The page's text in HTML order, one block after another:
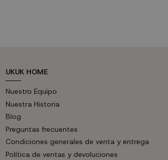
UKUK HOME
Nuestro Equipo
Nuestra Historia
Blog
Preguntas frecuentes
Condiciones generales de venta y entrega
Política de ventas y devoluciones